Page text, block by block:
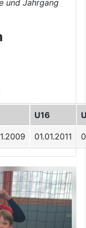
und Jahrgang
U16
01.01.2011